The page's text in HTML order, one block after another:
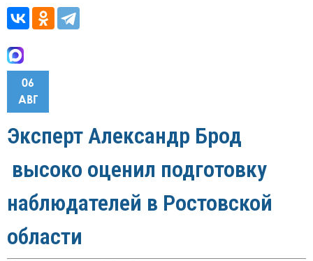
06
АВГ
Эксперт Александр Брод
высоко оценил подготовку
наблюдателей в Ростовской
области